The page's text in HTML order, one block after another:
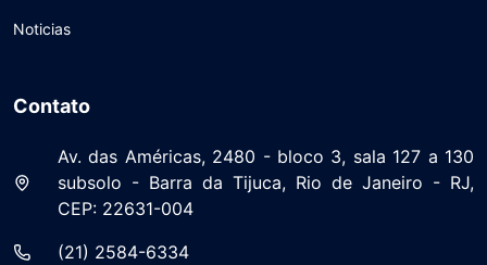
Noticias
Contato
Av. das Américas, 2480 - bloco 3, sala 127 a 130
subsolo - Barra da Tijuca, Rio de Janeiro - RJ,
CEP: 22631-004
(21) 2584-6334